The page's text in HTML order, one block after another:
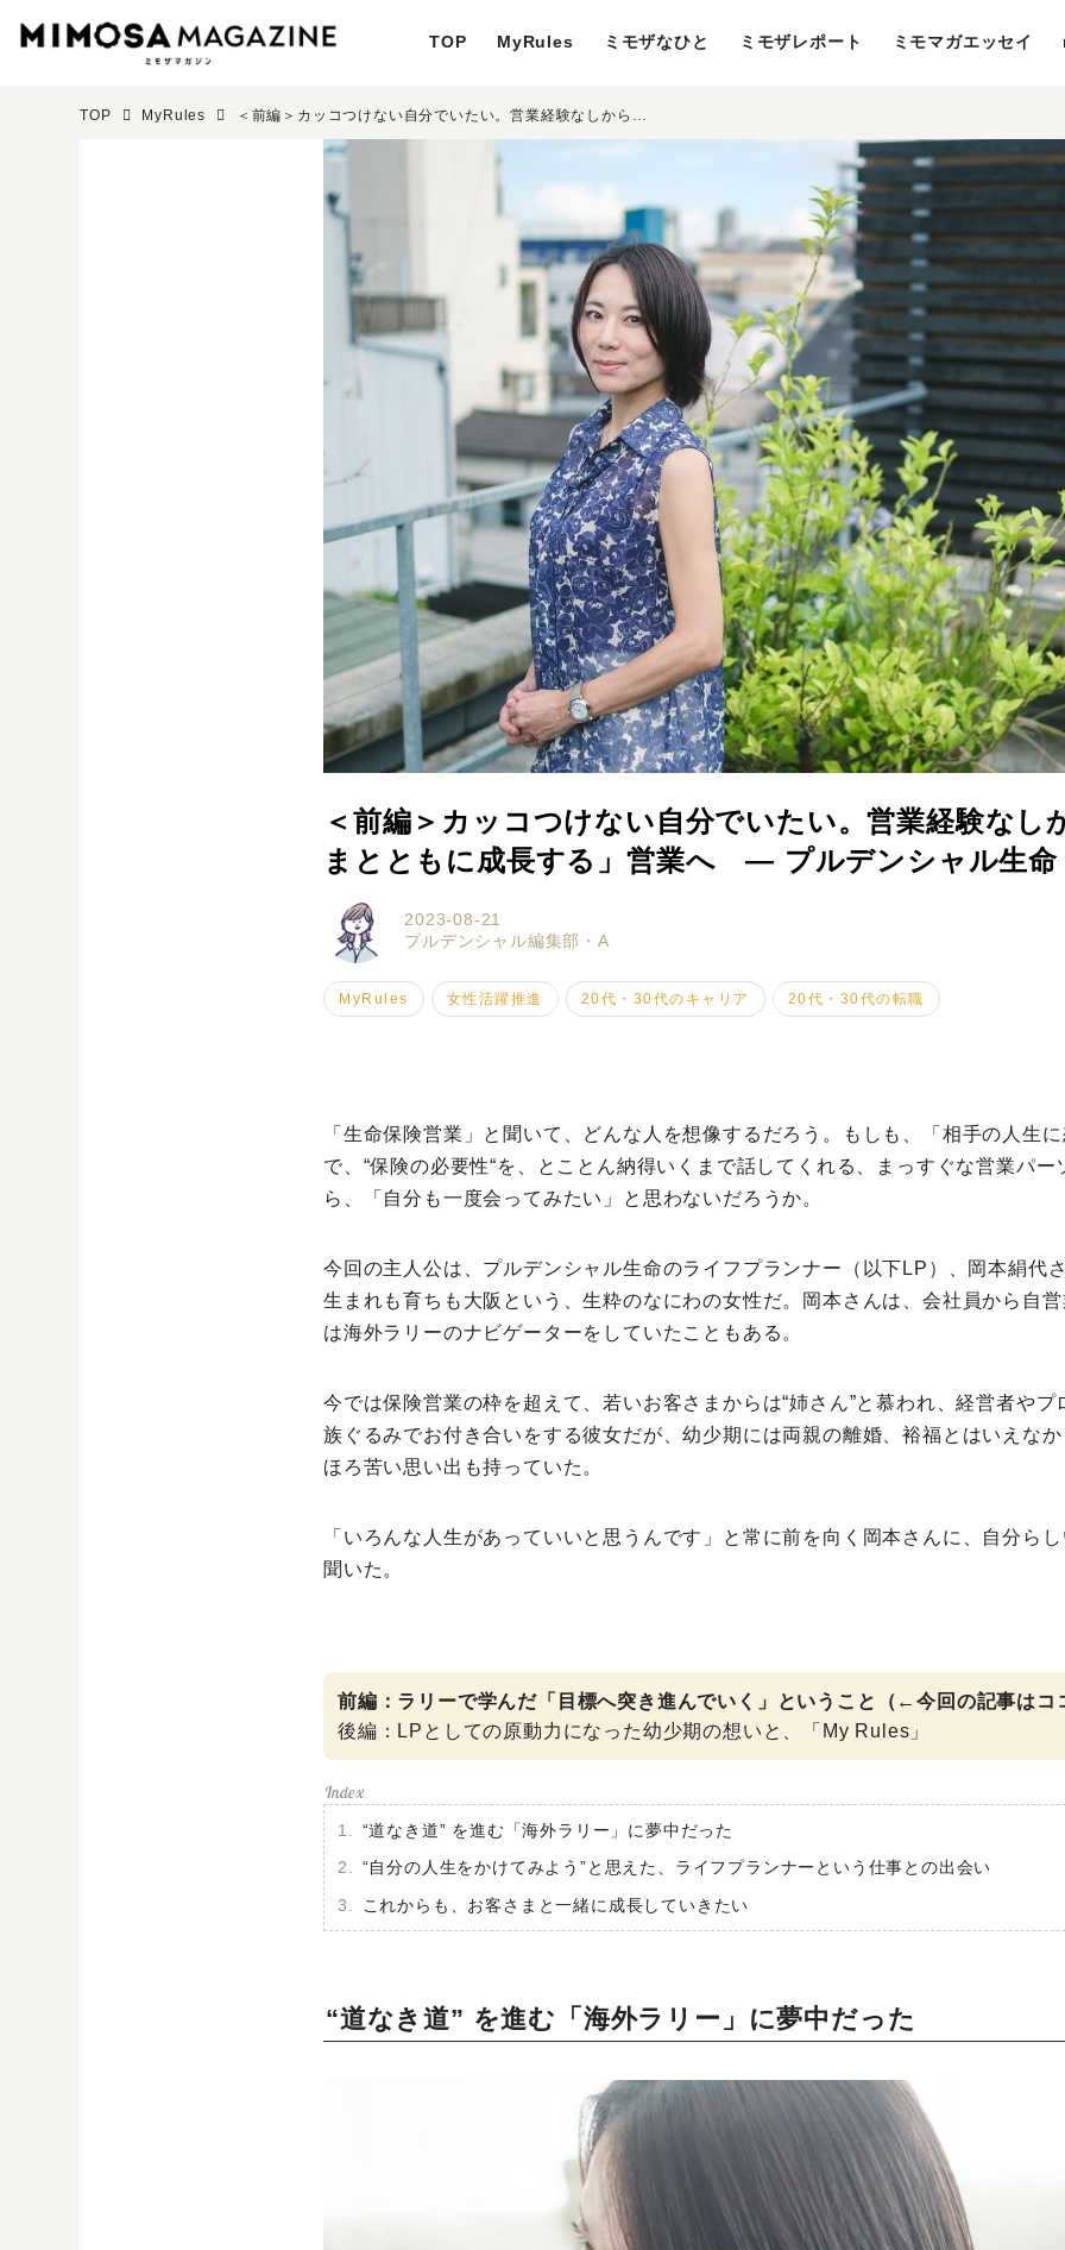
ミモザマガジンとは
ミモザなひと
ミモマガエッセイ
根ほり花ほり10アンケート
利用規約
TOP MyRules ミモザなひと ミモザレポート ミモマガエッセイ
TOP MyRules ＜前編＞カッコつけない自分でいたい。営業経験なしから、「お客さまとともに成長する」営業へ ― プルデンシャル生命 岡本 絹代
＜前編＞カッコつけない自分でいたい。営業経験なし
まとともに成長する」営業へ ― プルデンシャル生命
2023-08-21
プルデンシャル編集部・A
MyRules 女性活躍推進 20代・30代のキャリア 20代・30代の転職
「生命保険営業」と聞いて、どんな人を想像するだろう。もしも、「相手の人生
で、“保険の必要性“を、とことん納得いくまで話してくれる、まっすぐな営業パ
ら、「自分も一度会ってみたい」と思わないだろうか。
今回の主人公は、プルデンシャル生命のライフプランナー（以下LP）、岡本絹代
生まれも育ちも大阪という、生粋のなにわの女性だ。岡本さんは、会社員から自
は海外ラリーのナビゲーターをしていたこともある。
今では保険営業の枠を超えて、若いお客さまからは“姉さん”と慕われ、経営者や
族ぐるみでお付き合いをする彼女だが、幼少期には両親の離婚、裕福とはいえな
ほろ苦い思い出も持っていた。
「いろんな人生があっていいと思うんです」と常に前を向く岡本さんに、自分ら
聞いた。
前編：ラリーで学んだ「目標へ突き進んでいく」ということ（←今回の記事はコ
後編：LPとしての原動力になった幼少期の想いと、「My Rules」
“道なき道” を進む「海外ラリー」に夢中だった
“自分の人生をかけてみよう”と思えた、ライフプランナーという仕事との出会い
これからも、お客さまと一緒に成長していきたい
“道なき道” を進む「海外ラリー」に夢中だった